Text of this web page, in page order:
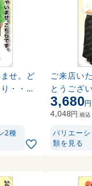
せ。ど
・・・
バナー
手生地) (
2種
ご来店い
とうござ
長 等身大
トロマッ
3,680円
4,048円 税込
バリエー
類を見る